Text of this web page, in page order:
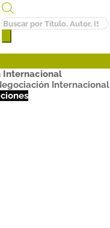
Búsqueda
de
Internacional